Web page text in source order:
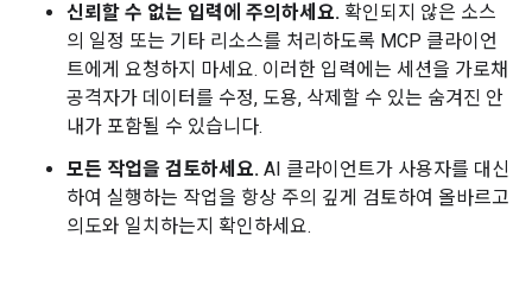
신뢰할 수 없는 입력에 주의하세요. 확인되지 않은 소스
의 일정 또는 기타 리소스를 처리하도록 MCP 클라이언
트에게 요청하지 마세요. 이러한 입력에는 세션을 가로채
공격자가 데이터를 수정, 도용, 삭제할 수 있는 숨겨진 안
내가 포함될 수 있습니다.
모든 작업을 검토하세요. AI 클라이언트가 사용자를 대신
하여 실행하는 작업을 항상 주의 깊게 검토하여 올바르고
의도와 일치하는지 확인하세요.